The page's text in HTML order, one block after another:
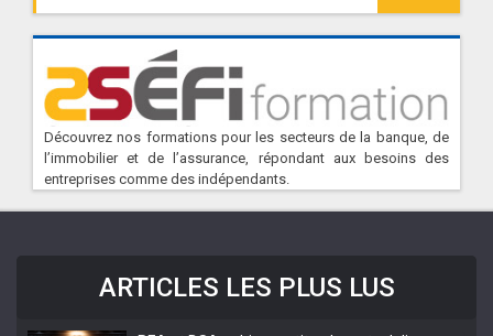
Découvrez nos formations pour les secteurs de la banque, de
l’immobilier et de l’assurance, répondant aux besoins des
entreprises comme des indépendants.
ARTICLES LES PLUS LUS